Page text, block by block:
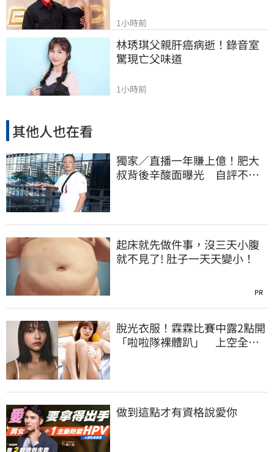
1小時前
林琇琪父親肝癌病逝！錄音室
驚現亡父味道
1小時前
其他人也在看
獨家／直播一年賺上億！肥大
叔背後辛酸面曝光 自評不及
起床就先做件事，沒三天小腹
就不見了! 肚子一天天變小！
PR
脫光衣服！霖霖比賽中露2點開
「啦啦隊裸體趴」 上空全裸
做到這點才有資格說愛你